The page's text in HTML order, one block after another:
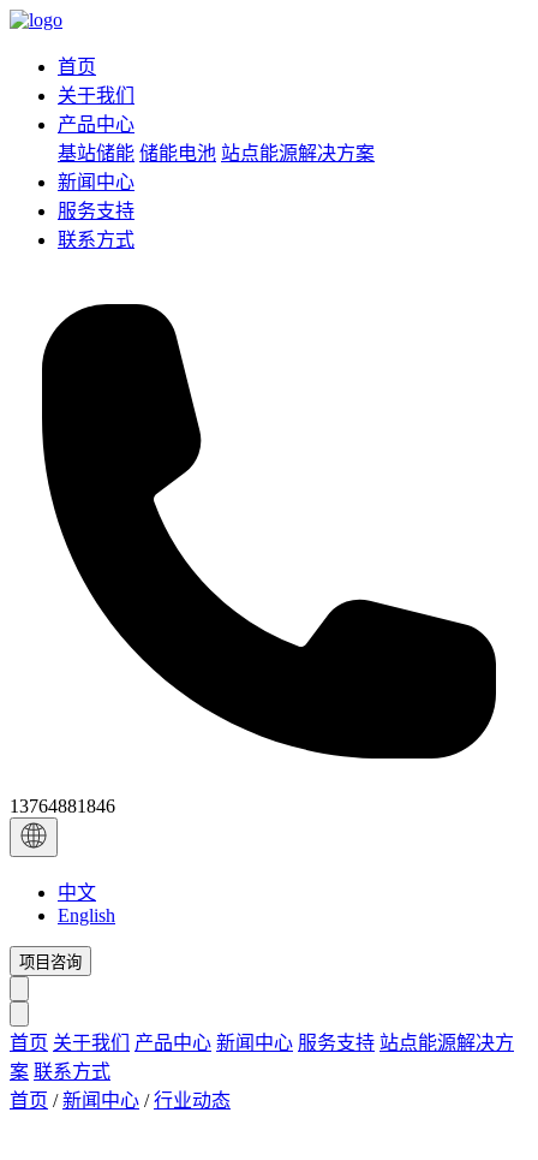
首页
关于我们
产品中心
基站储能 储能电池 站点能源解决方案
新闻中心
服务支持
联系方式
13764881846
中文
English
项目咨询
首页 关于我们 产品中心 新闻中心 服务支持 站点能源解决方
案 联系方式
首页 / 新闻中心 / 行业动态